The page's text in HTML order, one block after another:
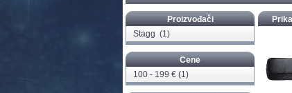
Proizvođači
Stagg (1)
Cene
100 - 199 € (1)